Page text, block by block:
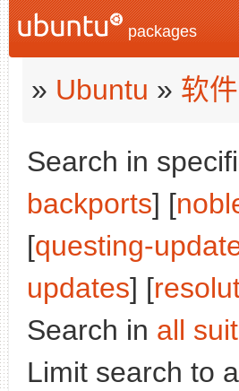
packages
» Ubuntu » 软
Search in
backports] [
[questing-
updates] [
Search in all
Limit search to